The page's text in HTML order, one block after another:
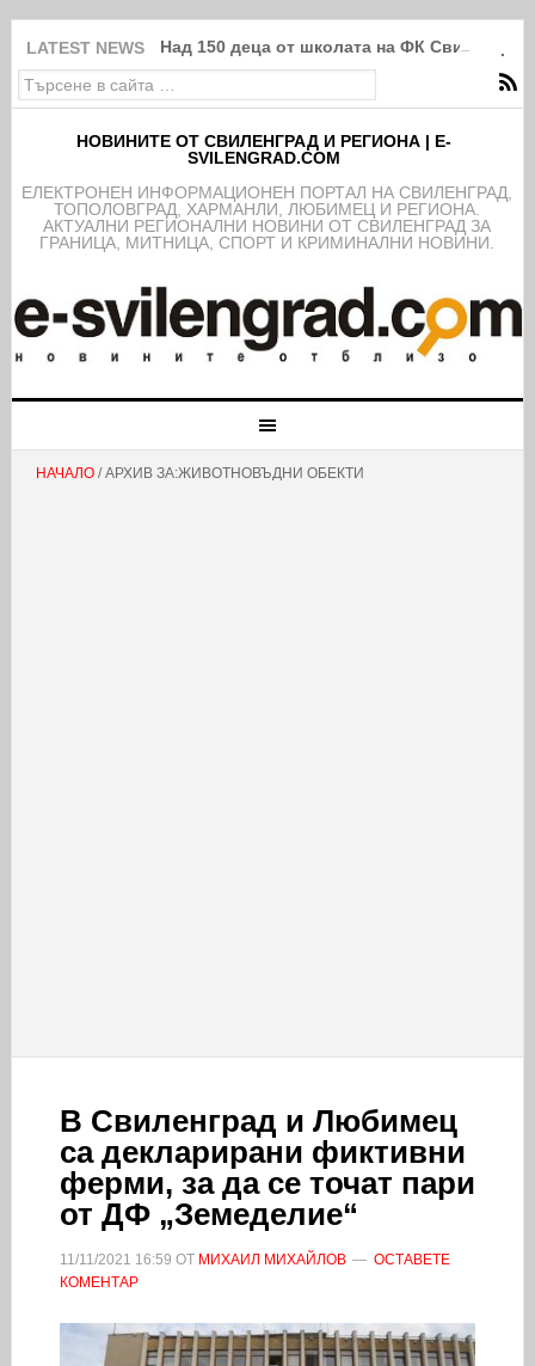
LATEST NEWS Над 150 деца от школата на ФК
НОВИНИТЕ ОТ СВИЛЕНГРАД И РЕГИОНА | E-
SVILENGRAD.COM
EЛЕКТРОНЕН ИНФОРМАЦИОНЕН ПОРТАЛ НА СВИЛЕНГРАД,
ТОПОЛОВГРАД, ХАРМАНЛИ, ЛЮБИМЕЦ И РЕГИОНА.
АКТУАЛНИ РЕГИОНАЛНИ НОВИНИ ОТ СВИЛЕНГРАД ЗА
ГРАНИЦА, МИТНИЦА, СПОРТ И КРИМИНАЛНИ НОВИНИ.
НАЧАЛО/ АРХИВ ЗА:ЖИВОТНОВЪДНИ ОБЕКТИ
В Свиленград и Любимец
са декларирани фиктивни
ферми, за да се точат пари
от ДФ „Земеделие“
11/11/2021 16:59 ОТ МИХАИЛ МИХАЙЛОВ
ОСТАВЕТЕ
КОМЕНТАР